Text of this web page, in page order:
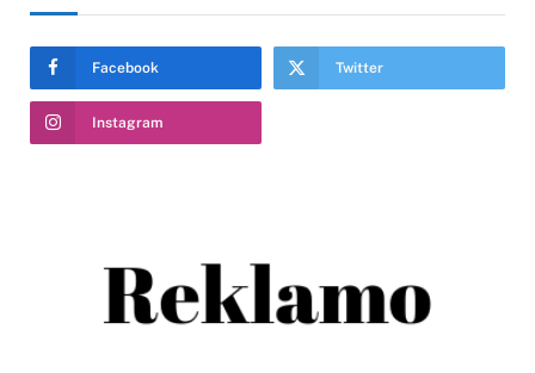
Facebook Twitter
Instagram